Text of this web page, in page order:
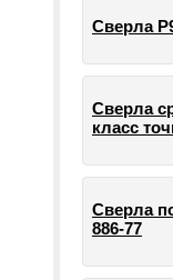
Сверла
Сверла
класс
Сверла
886-77